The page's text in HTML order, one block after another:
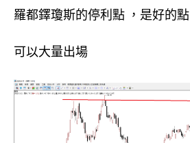
羅都鐸瓊斯的停利點 ，是好的點
可以大量出場